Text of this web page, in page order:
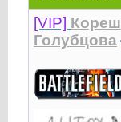
[VIP] Кореш
Голубцова